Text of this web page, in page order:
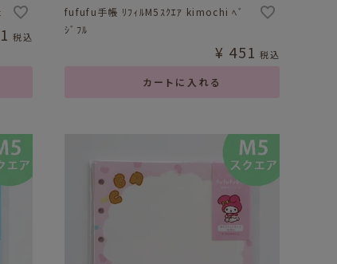
税込
fufufu手帳 ﾘﾌｨﾙM5ｽｸｴｱ kimochi ﾍﾞ
ｼﾞﾌﾙ
カートに入れる
¥ 451 税込